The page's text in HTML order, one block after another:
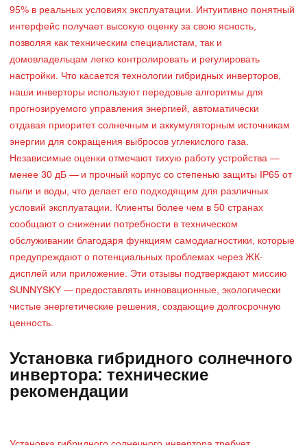
95% в реальных условиях эксплуатации. Интуитивно понятный
интерфейс получает высокую оценку за свою ясность,
позволяя как техническим специалистам, так и
домовладельцам легко контролировать и регулировать
настройки. Что касается технологии гибридных инверторов,
наши инверторы используют передовые алгоритмы для
прогнозируемого управления энергией, автоматически
отдавая приоритет солнечным и аккумуляторным источникам
энергии для сокращения выбросов углекислого газа.
Независимые оценки отмечают тихую работу устройства —
менее 30 дБ — и прочный корпус со степенью защиты IP65 от
пыли и воды, что делает его подходящим для различных
условий эксплуатации. Клиенты более чем в 50 странах
сообщают о снижении потребности в техническом
обслуживании благодаря функциям самодиагностики, которые
предупреждают о потенциальных проблемах через ЖК-
дисплей или приложение. Эти отзывы подтверждают миссию
SUNNYSKY — предоставлять инновационные, экологически
чистые энергетические решения, создающие долгосрочную
ценность.
Установка гибридного солнечного
инвертора: технические
рекомендации